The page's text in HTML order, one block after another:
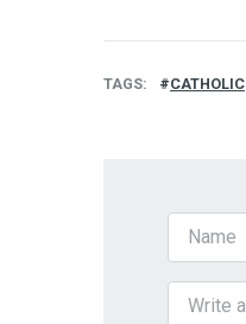
TAGS CATHOLIC